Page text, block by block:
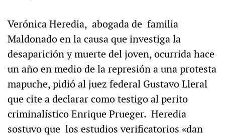
Verónica Heredia, abogada de familia
Maldonado en la causa que investiga la
desaparición y muerte del joven, ocurrida hace
un año en medio de la represión a una protesta
mapuche, pidió al juez federal Gustavo Lleral
que cite a declarar como testigo al perito
criminalístico Enrique Prueger. Heredia
sostuvo que los estudios verificatorios «dan